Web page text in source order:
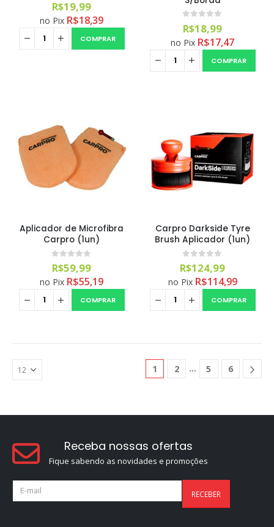
R$19,99
no Pix R$18,39
COMPRAR
R$18,99
no Pix R$17,47
COMPRAR
Aplicador de Microfibra
Carpro (1un)
0 out of 5
R$59,99
no Pix R$55,19
COMPRAR
Carpro Darkside Tyre
Brush Aplicador (1un)
0out of 5
R$124,99
no Pix R$114,99
COMPRAR
1 2 5 6
Receba nossas ofertas
Fique sabendo as novidades e promoções